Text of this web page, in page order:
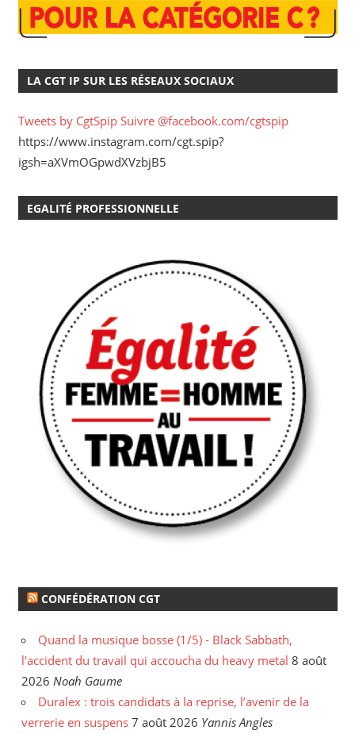
LA CGT IP SUR LES RÉSEAUX SOCIAUX
Tweets by CgtSpip Suivre @facebook.com/cgtspip
https://www.instagram.com/cgt.spip?
igsh=aXVmOGpwdXVzbjB5
EGALITÉ PROFESSIONNELLE
CONFÉDÉRATION CGT
Quand la musique bosse (1/5) - Black Sabbath,
l'accident du travail qui accoucha du heavy metal 8 août
2026 Noah Gaume
Duralex : trois candidats à la reprise, l’avenir de la
verrerie en suspens 7 août 2026 Yannis Angles